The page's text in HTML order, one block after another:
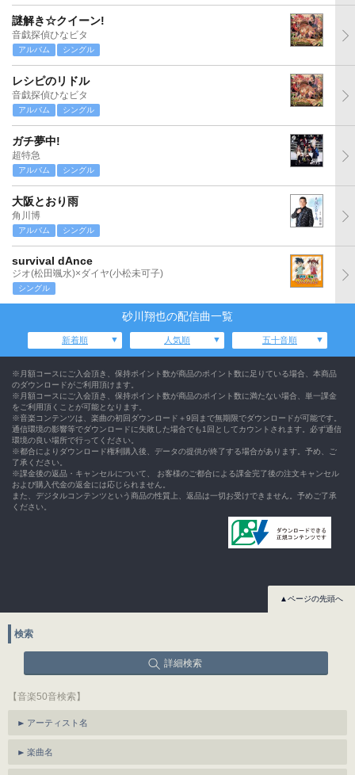
謎解き☆クイーン!
音戯探偵ひなビタ
アルバム シングル
レシピのリドル
音戯探偵ひなビタ
アルバム シングル
ガチ夢中!
超特急
アルバム シングル
大阪とおり雨
角川博
アルバム シングル
survival dAnce
ジオ(松田颯水)×ダイヤ(小松未可子)
シングル
砂川翔也の配信曲一覧
新着順 人気順 五十音順
※月額コースにご入会頂き、保持ポイント数が商品のポイント数に足りている場合、本商品
のダウンロードがご利用頂けます。
※月額コースにご入会頂き、保持ポイント数が商品のポイント数に満たない場合、単一課金
をご利用頂くことが可能となります。
※音楽コンテンツは、楽曲の初回ダウンロード＋9回まで無期限でダウンロードが可能です。
通信環境の影響等でダウンロードに失敗した場合でも1回としてカウントされます。必ず通信
環境の良い場所で行ってください。
※都合によりダウンロード権利購入後、データの提供が終了する場合があります。予め、ご
了承ください。
※課金後の返品・キャンセルについて、 お客様のご都合による課金完了後の注文キャンセル
および購入代金の返金には応じられません。
また、デジタルコンテンツという商品の性質上、返品は一切お受けできません。予めご了承
ください。
▲ページの先頭へ
検索
詳細検索
【音楽50音検索】
アーティスト名
楽曲名